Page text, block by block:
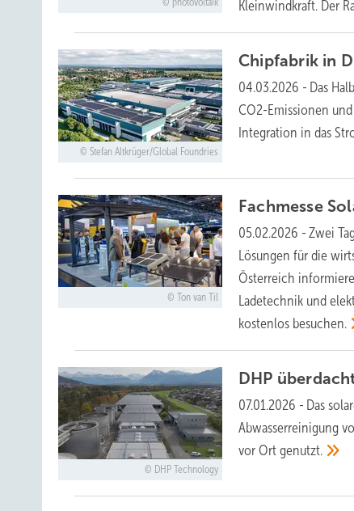
photovoltaik
Kleinwindkraft. Der
Stefan Altkrüger/Global Foundries
Chipfabrik in
04.03.2026 - Das
CO2-Emissionen
Integration in das
Ton van Til
Fachmesse
05.02.2026 - Zwei
Lösungen für die
Österreich
Ladetechnik und
kostenlos besuchen.
DHP Technology
DHP
07.01.2026 - Das
Abwasserreinigung
vor Ortgenutzt.